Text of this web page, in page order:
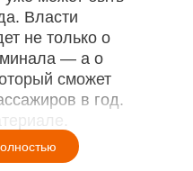
Власти
не только о
— а о
сможет
в год.